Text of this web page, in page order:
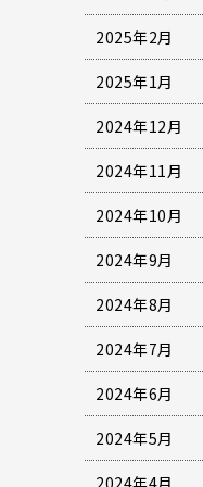
2025年2月
2025年1月
2024年12月
2024年11月
2024年10月
2024年9月
2024年8月
2024年7月
2024年6月
2024年5月